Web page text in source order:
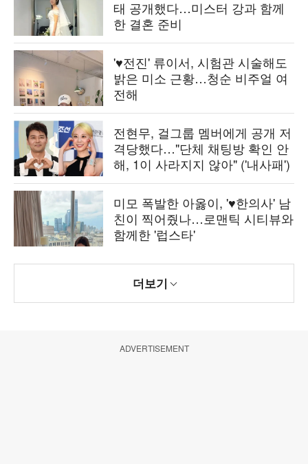
태 공개했다…미스터 강과 함께
한 결혼 준비
'♥전진' 류이서, 시험관 시술해도
밝은 미소 근황…청순 비주얼 여
전해
전현무, 걸그룹 멤버에게 공개 저
격당했다…"단체 채팅방 확인 안
해, 1이 사라지지 않아" ('내사패')
미모 폭발한 아옳이, '♥한의사' 남
친이 찍어줬나…로맨틱 시티뷰와
함께한 '럽스타'
더보기
ADVERTISEMENT